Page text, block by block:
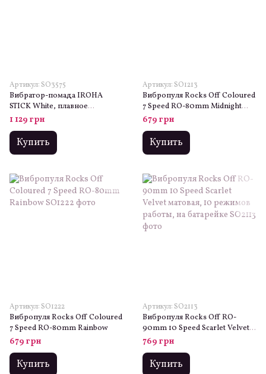
Артикул: SO3575
Вибратор-помада IROHA
STICK White, плавное
увеличение мощности
1 129 грн
Купить
Артикул: SO1213
Вибропуля Rocks Off Coloured
7 Speed RO-80mm Midnight
Metal
679 грн
Купить
Артикул: SO1222
Вибропуля Rocks Off Coloured
7 Speed RO-80mm Rainbow
679 грн
Купить
Артикул: SO2113
Вибропуля Rocks Off RO-
90mm 10 Speed Scarlet Velvet
матовая, 10 режимов работы,
на батарейке
769 грн
Купить